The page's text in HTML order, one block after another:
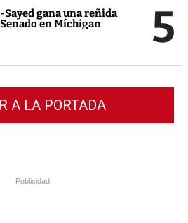
gana una reñida
en Míchigan
5
A LA PORTADA
Publicidad